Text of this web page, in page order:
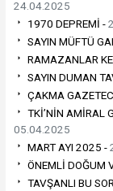
24.04.2025
1970 DEPREMİ -
SAYIN MÜFTÜ
RAMAZANLAR
SAYIN DUMAN
ÇAKMA
TKİ’NİN AMİRAL
05.04.2025
MART AYI 2025 -
ÖNEMLİ DOĞUM
TAVŞANLI BU